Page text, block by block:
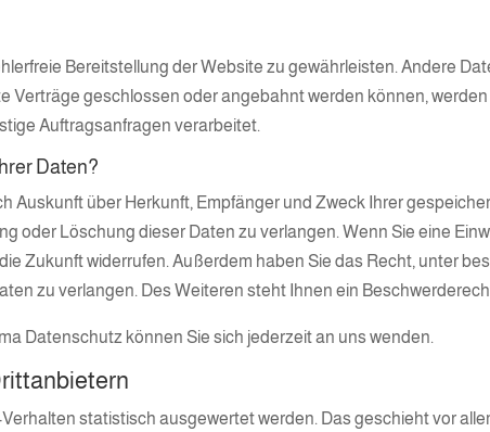
Bereitstellung der Website zu gewährleisten. Andere
Verträge geschlossen oder angebahnt werden können,
Auftragsanfragen verarbeitet.
Daten?
Auskunft über Herkunft, Empfänger und Zweck Ihrer
oder Löschung dieser Daten zu verlangen. Wenn Sie eine
Zukunft widerrufen. Außerdem haben Sie das Recht, unter
zu verlangen. Des Weiteren steht Ihnen ein
Datenschutz können Sie sich jederzeit an uns wenden.
statistisch ausgewertet werden. Das geschieht vor